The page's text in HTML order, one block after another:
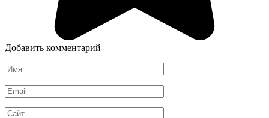
Добавить комментарий
Имя
*
Email
*
Сайт